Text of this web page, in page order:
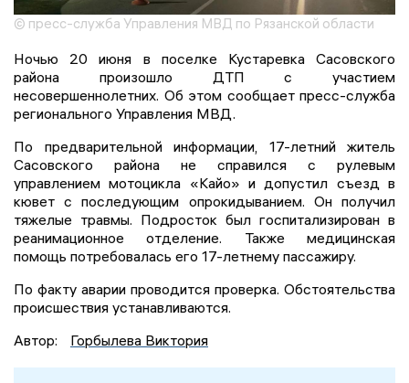
© пресс-служба Управления МВД по Рязанской области
Ночью 20 июня в поселке Кустаревка Сасовского
района произошло ДТП с участием
несовершеннолетних. Об этом сообщает пресс-служба
регионального Управления МВД.
По предварительной информации, 17-летний житель
Сасовского района не справился с рулевым
управлением мотоцикла «Кайо» и допустил съезд в
кювет с последующим опрокидыванием. Он получил
тяжелые травмы. Подросток был госпитализирован в
реанимационное отделение. Также медицинская
помощь потребовалась его 17-летнему пассажиру.
По факту аварии проводится проверка. Обстоятельства
происшествия устанавливаются.
Автор:
Горбылева Виктория